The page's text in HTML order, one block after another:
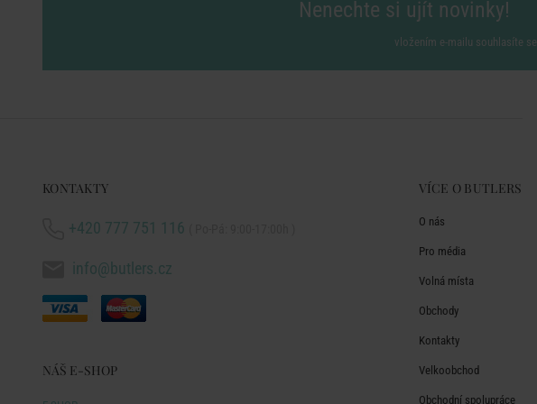
Nenechte si ujít novinky!
vložením e-mailu souhlasíte se
KONTAKTY
+420 777 751 116
info@butlers.cz
NÁŠ E-SHOP
VÍCE O BUTLERS
O nás
Pro média
Volná místa
Obchody
Kontakty
Velkoobchod
Obchodní spolupráce